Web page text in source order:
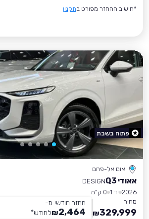
*חישוב ההחזר מפורט בתקנון
אום אל-פחם
אאודי Q3
DESIGN
2026 יד 1
0 ק״מ
מחיר
329,999
₪
החזר חודשי מ-
2,464
₪לחודש*
פתוח בשבת